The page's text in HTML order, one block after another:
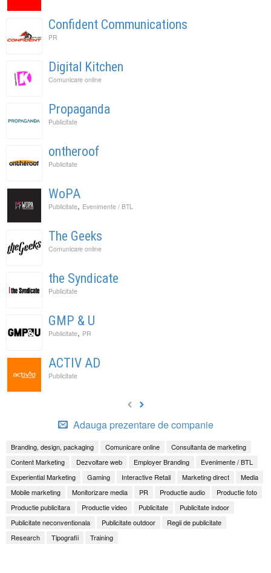
Confident Communications
PR
Digital Kitchen
Comunicare online
Propaganda
Publicitate
ontheroof
Publicitate
WoPA
Publicitate, Evenimente / BTL
The Geeks
Comunicare online
the Syndicate
Publicitate
GMP & U
Publicitate, PR
ACTIV AD
Publicitate
Adauga prezentare de companie
Branding, design, packaging Comunicare online
Consultanta de marketing
Content Marketing
Dezvoltare web Employer Branding
Evenimente / BTL
Experiential Marketing
Gaming Interactive Retail Marketing direct
Media
Mobile marketing
Monitorizare media PR Productie audio
Productie foto
Productie publicitara
Productie video Publicitate
Publicitate indoor
Publicitate neconventionala
Publicitate outdoor
Regii de publicitate
Research
Tipografii Training